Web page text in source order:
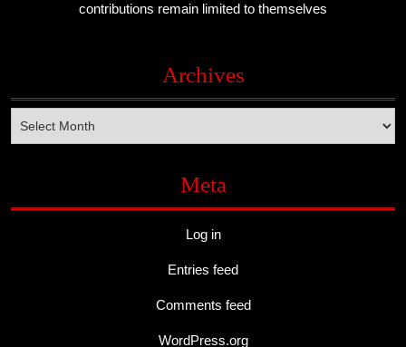
contributions remain limited to themselves
Archives
Meta
Log in
Entries feed
Comments feed
WordPress.org